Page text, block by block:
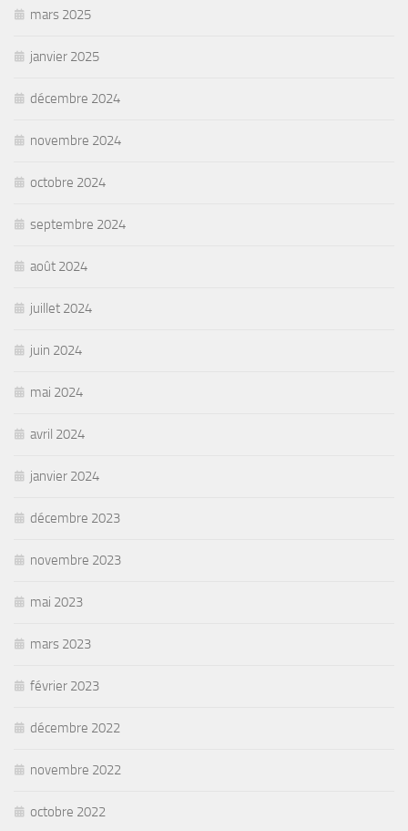
mars 2025
janvier 2025
décembre 2024
novembre 2024
octobre 2024
septembre 2024
août 2024
juillet 2024
juin 2024
mai 2024
avril 2024
janvier 2024
décembre 2023
novembre 2023
mai 2023
mars 2023
février 2023
décembre 2022
novembre 2022
octobre 2022